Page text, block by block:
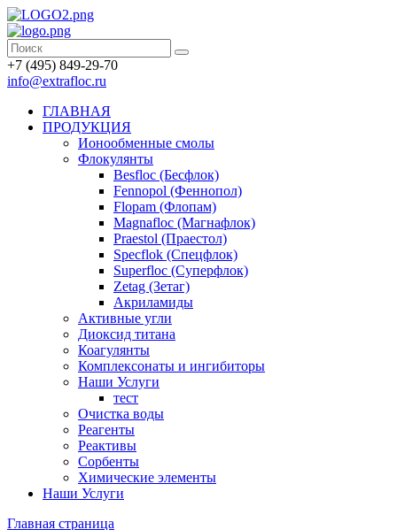
+7 (495) 849-29-70
info@extrafloc.ru
ГЛАВНАЯ
ПРОДУКЦИЯ
Ионообменные смолы
Флокулянты
Besfloc (Бесфлок)
Fennopol (Феннопол)
Flopam (Флопам)
Magnafloc (Магнафлок)
Praestol (Праестол)
Specflok (Спецфлок)
Superfloc (Суперфлок)
Zetag (Зетаг)
Акриламиды
Активные угли
Диоксид титана
Коагулянты
Комплексонаты и ингибиторы
Наши Услуги
тест
Очистка воды
Реагенты
Реактивы
Сорбенты
Химические элементы
Наши Услуги
Главная страница